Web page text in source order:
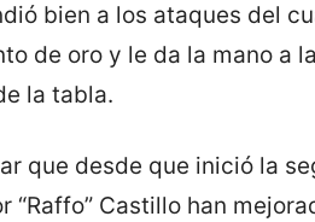
bien a los ataques del
de oro y le da la mano a
la tabla.
que desde que inició la
“Raffo” Castillo han